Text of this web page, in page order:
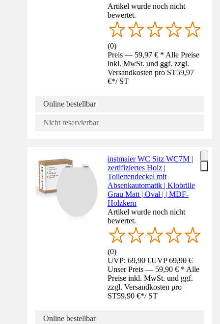
Artikel wurde noch nicht
bewertet.
(0)
Preis — 59,97 € * Alle Preise
inkl. MwSt. und ggf. zzgl.
Versandkosten pro ST59,97
€*/ ST
Online bestellbar
Nicht reservierbar
instmaier WC Sitz WC7M |
zertifiziertes Holz |
Toilettendeckel mit
Absenkautomatik | Klobrille
Grau Matt | Oval | | MDF-
Holzkern
Artikel wurde noch nicht
bewertet.
(0)
UVP: 69,90 €UVP69,90 €
Unser Preis — 59,90 € * Alle
Preise inkl. MwSt. und ggf.
zzgl. Versandkosten pro
ST59,90 €*/ ST
Online bestellbar